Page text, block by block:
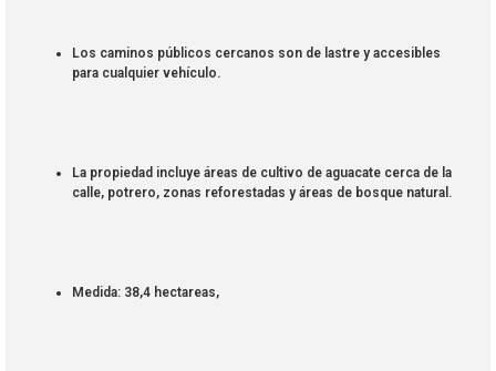
Los caminos públicos cercanos son de lastre y accesibles
para cualquier vehículo.
La propiedad incluye áreas de cultivo de aguacate cerca de la
calle, potrero, zonas reforestadas y áreas de bosque natural.
Medida: 38,4 hectareas,